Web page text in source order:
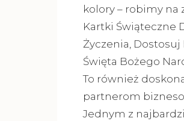
kolory – robimy na
Kartki Świąteczne
Życzenia,
Święta Bożego
To również
partnerom
Jednym z